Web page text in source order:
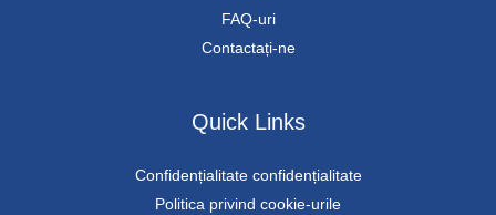
FAQ-uri
Contactați-ne
Quick Links
Confidențialitate confidențialitate
Politica privind cookie-urile